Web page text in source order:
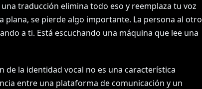
traducción elimina todo eso y reemplaza tu voz
plana, se pierde algo importante. La persona al otro
a ti. Está escuchando una máquina que lee una
de la identidad vocal no es una característica
entre una plataforma de comunicación y un